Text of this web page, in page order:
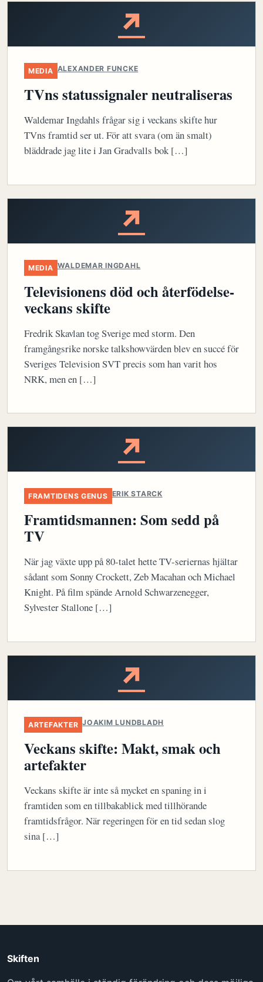
↗
MEDIA ALEXANDER FUNCKE
TVns statussignaler neutraliseras
Waldemar Ingdahls frågar sig i veckans skifte hur
TVns framtid ser ut. För att svara (om än smalt)
bläddrade jag lite i Jan Gradvalls bok […]
↗
MEDIA WALDEMAR INGDAHL
Televisionens död och återfödelse-
veckans skifte
Fredrik Skavlan tog Sverige med storm. Den
framgångsrike norske talkshowvärden blev en succé för
Sveriges Television SVT precis som han varit hos
NRK, men en […]
↗
FRAMTIDENS GENUS ERIK STARCK
Framtidsmannen: Som sedd på
TV
När jag växte upp på 80-talet hette TV-seriernas hjältar
sådant som Sonny Crockett, Zeb Macahan och Michael
Knight. På film spände Arnold Schwarzenegger,
Sylvester Stallone […]
↗
ARTEFAKTER JOAKIM LUNDBLADH
Veckans skifte: Makt, smak och
artefakter
Veckans skifte är inte så mycket en spaning in i
framtiden som en tillbakablick med tillhörande
framtidsfrågor. När regeringen för en tid sedan slog
sina […]
Skiften